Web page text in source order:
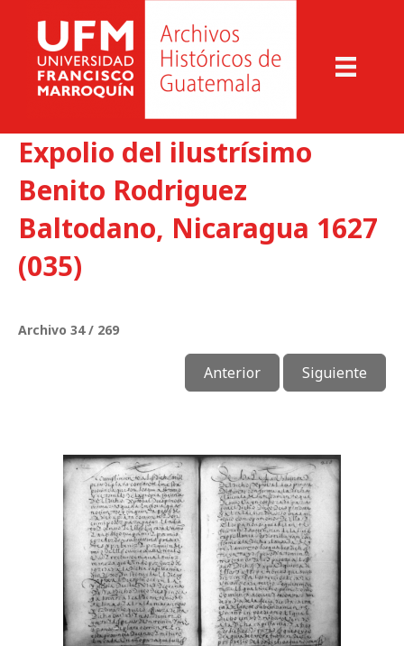
Expolio del ilustrísimo
Benito Rodriguez
Baltodano, Nicaragua 1627
(035)
Archivo 34 / 269
Anterior Siguiente